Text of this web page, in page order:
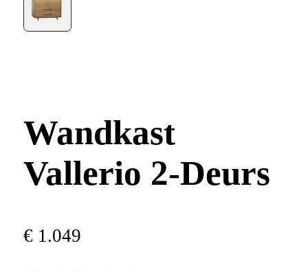
Wandkast
Vallerio 2-Deurs
€ 1.049